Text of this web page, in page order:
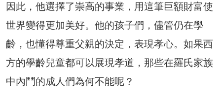
因此，他選擇了崇高的事業，用這筆巨額財富使
世界變得更加美好。他的孩子們，儘管仍在學
齡，也懂得尊重父親的決定，表現孝心。如果西
方的學齡兒童都可以展現孝道，那些在羅氏家族
中內鬥的成人們為何不能呢？